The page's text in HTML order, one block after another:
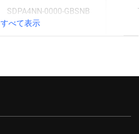
SDPA4NN-0000-GBSNB
すべて表示